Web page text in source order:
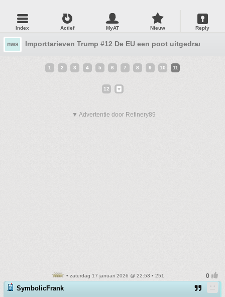
Index Actief MyAT Nieuw Reply
nws Importtarieven Trump #12 De EU een poot uitgedraaid
1 2 3 4 5 6 7 8 9 10 11
12
▼ Advertentie door Refinery89
• zaterdag 17 januari 2026 @ 22:53 • 251
SymbolicFrank